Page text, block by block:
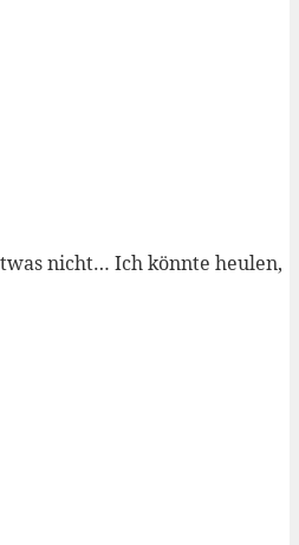
nicht… Ich könnte heulen,